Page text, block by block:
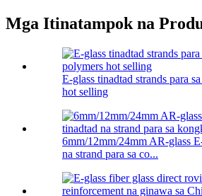
Mga Itinatampok na
E-glass tinadtad strands para
hot selling
6mm/12mm/24mm AR-glass
na strand para sa co...